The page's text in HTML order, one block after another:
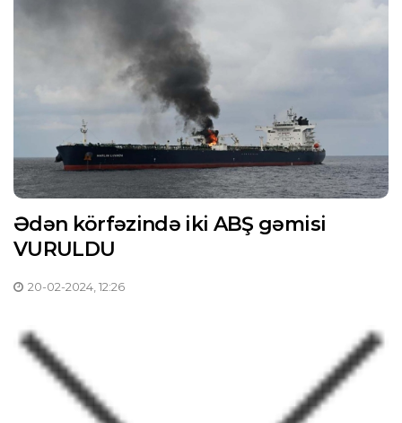
Ədən körfəzində iki ABŞ gəmisi
VURULDU
20-02-2024, 12:26